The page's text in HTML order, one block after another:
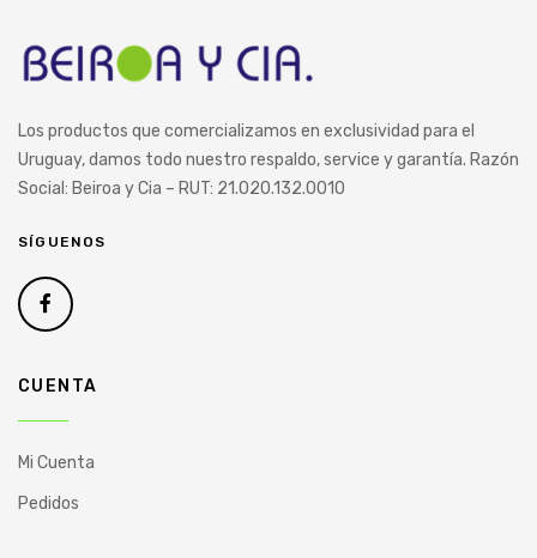
Los productos que comercializamos en exclusividad para el
Uruguay,damos todo nuestro respaldo, service y garantía. Razón
Social: Beiroa y Cia – RUT: 21.020.132.0010
SÍGUENOS
CUENTA
Mi Cuenta
Pedidos